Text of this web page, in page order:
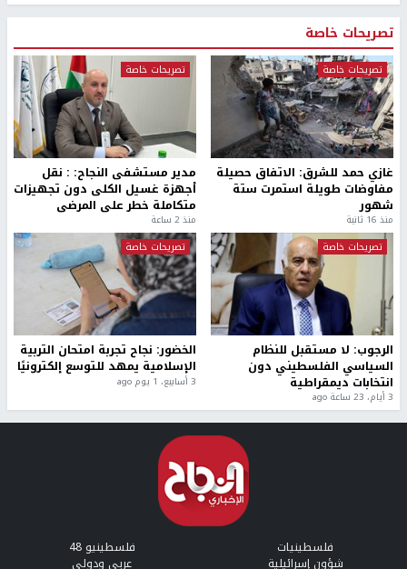
تصريحات خاصة
تصريحات خاصة
غازي حمد للشرق: الاتفاق حصيلة
مفاوضات طويلة استمرت ستة
شهور
منذ 16 ثانية
تصريحات خاصة
مدير مستشفى النجاح: : نقل
أجهزة غسيل الكلى دون تجهيزات
متكاملة خطر على المرضى
منذ 2 ساعة
تصريحات خاصة
الرجوب: لا مستقبل للنظام
السياسي الفلسطيني دون
انتخابات ديمقراطية
3 أيام، 23 ساعة ago
تصريحات خاصة
الخضور: نجاح تجربة امتحان التربية
الإسلامية يمهد للتوسع إلكترونيًا
3 أسابيع، 1 يوم ago
فلسطينيات فلسطينيو 48
شؤون إسرائيلية عربي ودولي